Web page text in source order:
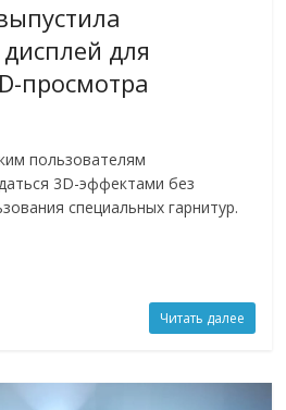
для
просмотра
пользователям
3D-эффектами без
специальных гарнитур.
Читать далее